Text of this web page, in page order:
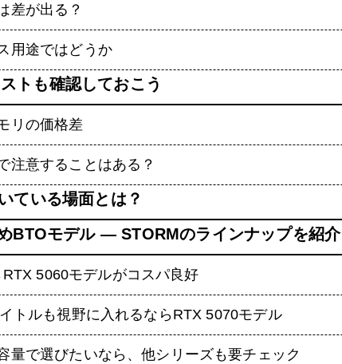
差が出る？
用途ではどうか
トも確認しておこう
リの価格差
注意することはある？
ている場面とは？
BTOモデル ― STORMのラインナップを紹介
5060モデルがコスパ良好
トルも視野に入れるならRTX 5070モデル
量で選びたいなら、他シリーズも要チェック